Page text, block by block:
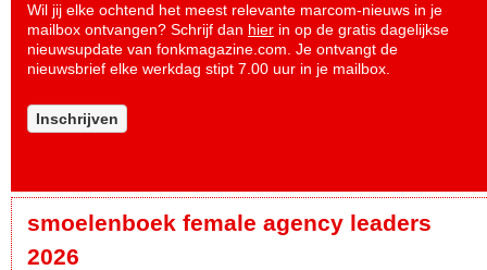
Wil jij elke ochtend het meest relevante marcom-nieuws in je
mailbox ontvangen? Schrijf dan hier in op de gratis dagelijkse
nieuwsupdate van fonkmagazine.com. Je ontvangt de
nieuwsbrief elke werkdag stipt 7.00 uur in je mailbox.
Inschrijven
smoelenboek female agency leaders
2026